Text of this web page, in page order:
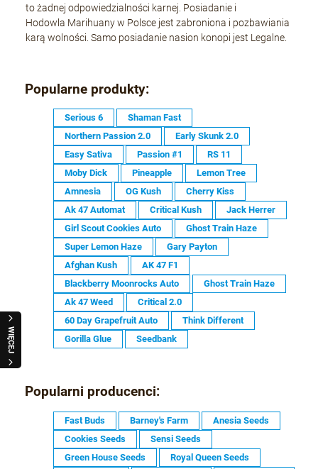
WIĘCEJ
to żadnej odpowiedzialności karnej. Posiadanie i
Hodowla Marihuany w Polsce jest zabroniona i pozbawiania
karą wolności. Samo posiadanie nasion konopi jest Legalne.
Popularne produkty:
Serious 6
Shaman Fast
Northern Passion 2.0
Early Skunk 2.0
Easy Sativa
Passion #1
RS 11
Moby Dick
Pineapple
Lemon Tree
Amnesia
OG Kush
Cherry Kiss
Ak 47 Automat
Critical Kush
Jack Herrer
Girl Scout Cookies Auto
Ghost Train Haze
Super Lemon Haze
Gary Payton
Afghan Kush
AK 47 F1
Blackberry Moonrocks Auto
Ghost Train Haze
Ak 47 Weed
Critical 2.0
60 Day Grapefruit Auto
Think Different
Gorilla Glue
Seedbank
Popularni producenci:
Fast Buds Barney's Farm
Anesia Seeds
Cookies Seeds
Sensi Seeds
Green House Seeds
Royal Queen Seeds